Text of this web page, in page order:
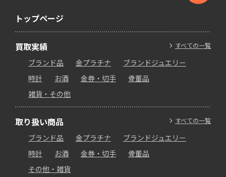
トップページ
すべての一覧
買取実績
ブランド品 金プラチナ
ブランドジュエリー
時計
お酒 金券・切手
骨董品
雑貨・その他
すべての一覧
取り扱い商品
ブランド品 金プラチナ
ブランドジュエリー
時計
お酒 金券・切手
骨董品
その他・雑貨